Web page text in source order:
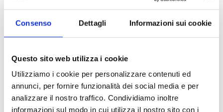
Consenso Dettagli Informazioni sui cookie
Questo sito web utilizza i cookie
Utilizziamo i cookie per personalizzare contenuti ed
annunci, per fornire funzionalità dei social media e per
analizzare il nostro traffico. Condividiamo inoltre
informazioni sul modo in cui utilizza il nostro sito con i
continuità con uno sguardo di
prospettiva.